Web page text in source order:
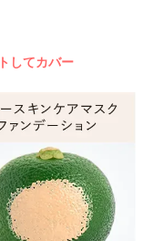
してカバー